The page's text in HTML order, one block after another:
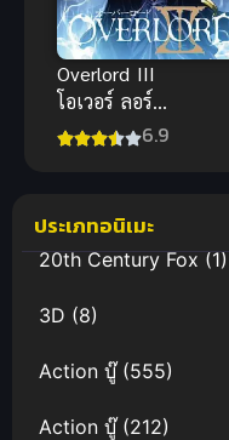
Overlord III
โอเวอร์ ลอร์ด
จอมมารพิชิต
6.9
ประเภทอนิเมะ
20th Century Fox(1)
3D (8)
Action บู๊(555)
Action บู๊(212)